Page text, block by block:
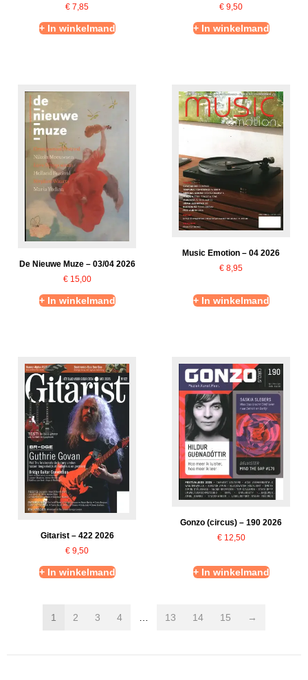
€ 7,85
+ In winkelmand
€ 9,50
+ In winkelmand
De Nieuwe Muze – 03/04 2026
€15,00
+ In winkelmand
Music Emotion – 04 2026
€ 8,95
+ In winkelmand
Gitarist – 422 2026
€ 9,50
+ In winkelmand
Gonzo (circus) – 190 2026
€12,50
+ In winkelmand
1 2 3 4 13 14 15 →